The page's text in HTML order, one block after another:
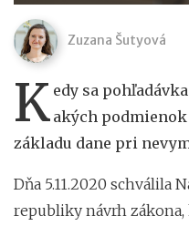
Zuzana Šutyová
K edy sa
akých
základu dane pri
Dňa 5.11.2020 schválila
republiky návrh